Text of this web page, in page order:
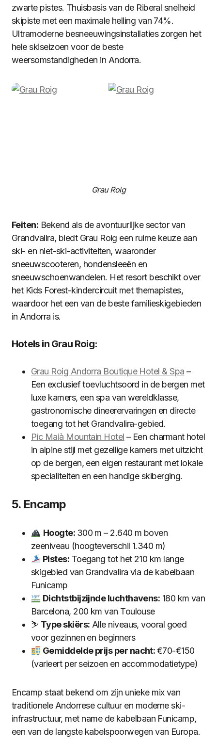
zwarte pistes. Thuisbasis van de Riberal snelheid
skipiste met een maximale helling van 74%.
Ultramoderne besneeuwingsinstallaties zorgen het
hele skiseizoen voor de beste
weersomstandigheden in Andorra.
Grau Roig
Feiten: Bekend als de avontuurlijke sector van
Grandvalira, biedt Grau Roig een ruime keuze aan
ski- en niet-ski-activiteiten, waaronder
sneeuwscooteren, hondensleeën en
sneeuwschoenwandelen. Het resort beschikt over
het Kids Forest-kindercircuit met themapistes,
waardoor het een van de beste familieskigebieden
in Andorra is.
Hotels in Grau Roig:
Grau Roig Andorra Boutique Hotel & Spa –
Een exclusief toevluchtsoord in de bergen met
luxe kamers, een spa van wereldklasse,
gastronomische dineerervaringen en directe
toegang tot het Grandvalira-gebied.
Pic Maià Mountain Hotel – Een charmant hotel
in alpine stijl met gezellige kamers met uitzicht
op de bergen, een eigen restaurant met lokale
specialiteiten en een handige skiberging.
5. Encamp
Hoogte: 300 m – 2.640 m boven
zeeniveau (hoogteverschil 1.340 m)
Pistes: Toegang tot het 210 km lange
skigebied van Grandvalira via de kabelbaan
Funicamp
Dichtstbijzijnde luchthavens: 180 km van
Barcelona, 200 km van Toulouse
⛷️ Type skiërs: Alle niveaus, vooral goed
voor gezinnen en beginners
Gemiddelde prijs per nacht:€70-€150
(varieert per seizoen en accommodatietype)
Encamp staat bekend om zijn unieke mix van
traditionele Andorrese cultuur en moderne ski-
infrastructuur, met name de kabelbaan Funicamp,
een van de langste kabelspoorwegen van Europa.